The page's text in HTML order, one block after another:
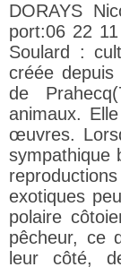
DORAYS
port:06 22
Soulard :
créée
de
animaux.
œuvres.
sympathique
exotiques
polaire
pêcheur, ce
leur côté,